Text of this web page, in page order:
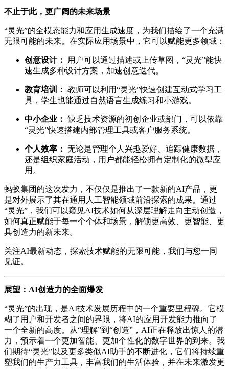
不止于此，更广阔的未来场景
“灵光”的全模态能力和应用生成速度，为我们描绘了一个充满
无限可能的未来。在实际应用场景中，它可以赋能更多领域：
创意设计：
用户可以通过描述或上传草图，“灵光”能快
速生成多种设计方案，加速创意迭代。
教育培训： 教师可以利用“灵光”快速创建互动式学习工
具，学生也能通过自然语言生成练习和小游戏。
中小企业： 缺乏技术资源的初创企业或部门，可以依靠
“灵光”快速搭建内部管理工具或客户服务系统。
个人效率： 无论是管理个人兴趣爱好、追踪健康数据，
还是组织家庭活动，用户都能轻松拥有定制化的微型应
用。
蚂蚁集团的这次发力，不仅仅是推出了一款新的AI产品，更
是对外展示了其在通用人工智能领域前沿探索的成果。通过
“灵光”，我们可以窥见AI技术如何从深层理解走向主动创造，
如何真正赋能于每一个个体和场景，解锁更高效、更智能、更
具创造力的新未来。
关注AI最新动态，探索技术赋能的无限可能，我们与您一同
见证。
展望：AI创造力的全面爆发
“灵光”的出现，是AI技术发展历程中的一个重要里程碑。它模
糊了用户和开发者之间的界限，将AI的应用开发能力推向了
一个全新的高度。从“理解”到“创造”，AI正在释放出惊人的潜
力，预示着一个更加智能、更加个性化的数字世界的到来。我
们期待“灵光”以及更多类似AI助手的不断进化，它们将持续重
塑我们的生产力工具，丰富我们的生活体验，并在未来激发更